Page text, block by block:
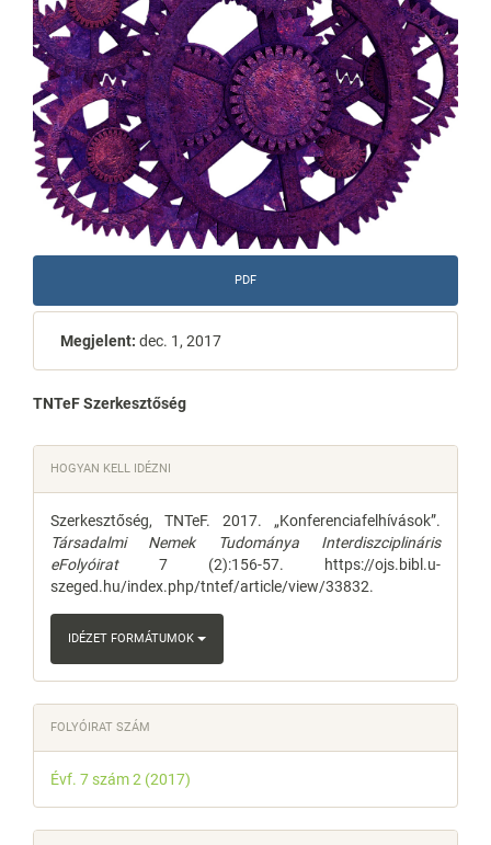
PDF
Megjelent: dec. 1, 2017
Main
Article
Content
TNTeF Szerkesztőség
Article
Details
HOGYAN KELL IDÉZNI
Szerkesztőség, TNTeF. 2017. „Konferenciafelhívások”.
Társadalmi Nemek Tudománya Interdiszciplináris
eFolyóirat7 (2):156-57. https://ojs.bibl.u-
szeged.hu/index.php/tntef/article/view/33832.
IDÉZET FORMÁTUMOK
FOLYÓIRAT SZÁM
Évf. 7 szám 2 (2017)